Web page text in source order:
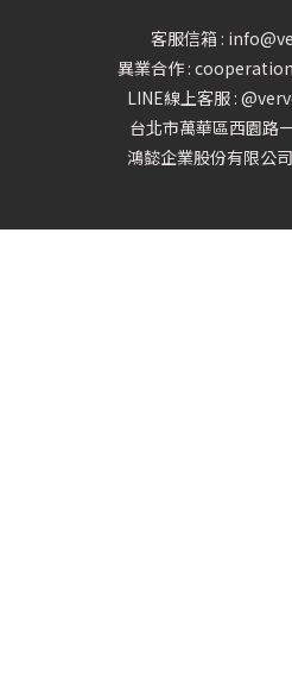
客服信箱 :
異業合作 :
LINE線上客服 :
台北市萬華區西園路
鴻懿企業股份有限公